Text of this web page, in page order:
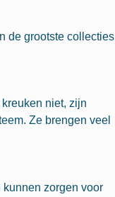
de grootste collecties
niet, zijn
Ze brengen veel
zorgen voor